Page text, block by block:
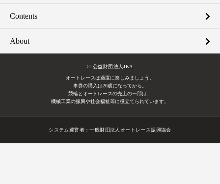
Contents
About
© 公益財団法人JKA
オートレースは適度に楽しみましょう。
車券の購入は20歳になってから。
競輪とオートレースの売上の一部は、
機械工業の振興や社会福祉等に役立てられています。
システム運営者：一般財団法人オートレース振興協会